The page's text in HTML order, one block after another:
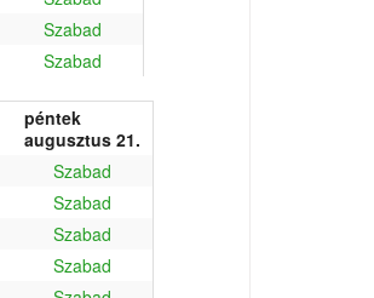
Szabad
Szabad
péntek
augusztus 21.
Szabad
Szabad
Szabad
Szabad